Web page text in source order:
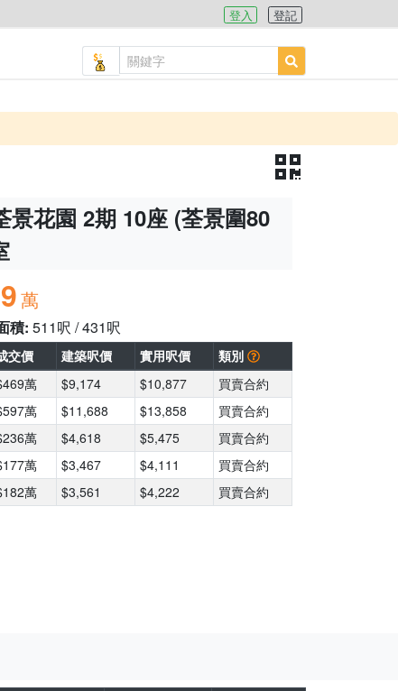
登入 登記
景花園 2期 10座 (荃景圍80
萬
積: 511呎 / 431呎
交價 建築呎價 實用呎價
類別
萬 $9,174 $10,877
買賣合約
萬 $11,688 $13,858
買賣合約
萬 $4,618 $5,475
買賣合約
萬 $3,467 $4,111
買賣合約
萬 $3,561 $4,222 買賣合約